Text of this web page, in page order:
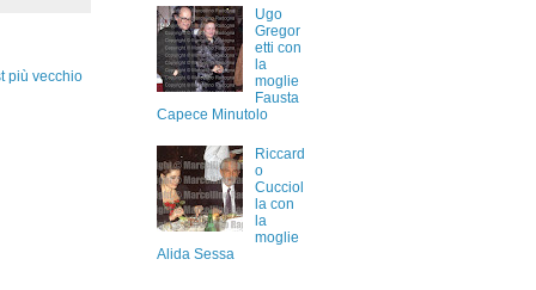
più vecchio
Ugo
Gregor
etti con
la
moglie
Fausta
Capece Minutolo
Riccard
o
Cucciol
la con
la
moglie
Alida Sessa